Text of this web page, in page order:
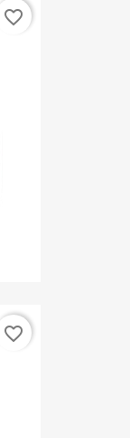
favorite_border
favorite_border